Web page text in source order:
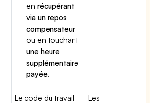
enrécupérant
via un repos
compensateur
ou en touchant
une heure
supplémentaire
payée.
Le code du travail
Les